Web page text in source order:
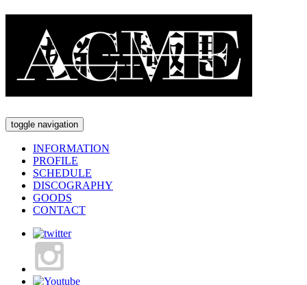
toggle navigation
INFORMATION
PROFILE
SCHEDULE
DISCOGRAPHY
GOODS
CONTACT